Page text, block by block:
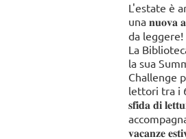
L'estate è
una 𝐧𝐮𝐨𝐯𝐚
da leggere!
La
la sua
Challenge
lettori tra i
𝐬𝐟𝐢𝐝𝐚 𝐝𝐢
𝐯𝐚𝐜𝐚𝐧𝐳𝐞